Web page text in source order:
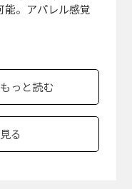
能。アパレル感覚
っと読む
る